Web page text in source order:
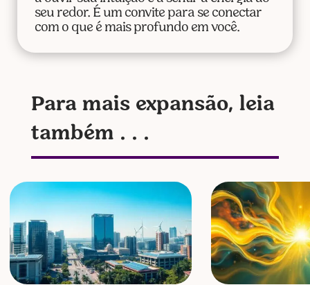
seu redor. É um convite para se conectar
com o que é mais profundo em você.
Para mais expansão, leia
também . . .